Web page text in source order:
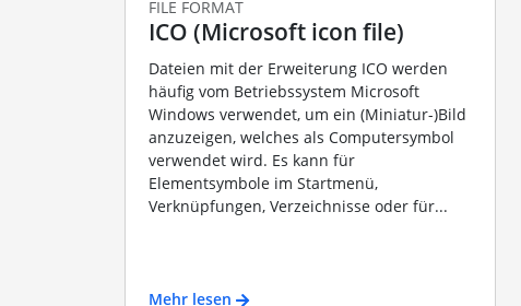
FILE FORMAT
ICO (Microsoft icon file)
Dateien mit der Erweiterung ICO werden
häufig vom Betriebssystem Microsoft
Windows verwendet, um ein (Miniatur-)Bild
anzuzeigen, welches als Computersymbol
verwendet wird. Es kann für
Elementsymbole im Startmenü,
Verknüpfungen, Verzeichnisse oder für...
Mehr lesen